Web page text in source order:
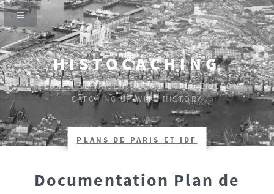
HISTOCACHING
SI CEUX-CI SE TAISENT, LES PIERRES CRIERONT.
CATCHING UP WITH HISTORY
PLANS DE PARIS ET IDF
Documentation Plan de